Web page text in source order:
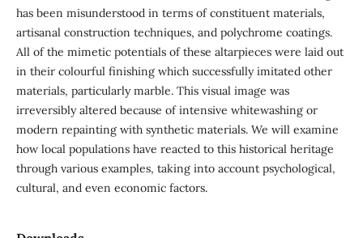
has been misunderstood in terms of constituent materials,
artisanal construction techniques, and polychrome coatings.
All of the mimetic potentials of these altarpieces were laid out
in their colourful finishing which successfully imitated other
materials, particularly marble. This visual image was
irreversibly altered because of intensive whitewashing or
modern repainting with synthetic materials. We will examine
how local populations have reacted to this historical heritage
through various examples, taking into account psychological,
cultural, and even economic factors.